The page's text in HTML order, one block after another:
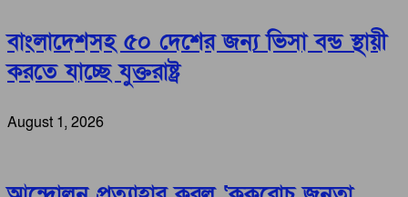
বাংলাদেশসহ ৫০ দেশের জন্য ভিসা বন্ড স্থায়ী
করতে যাচ্ছে যুক্তরাষ্ট্র
August 1, 2026